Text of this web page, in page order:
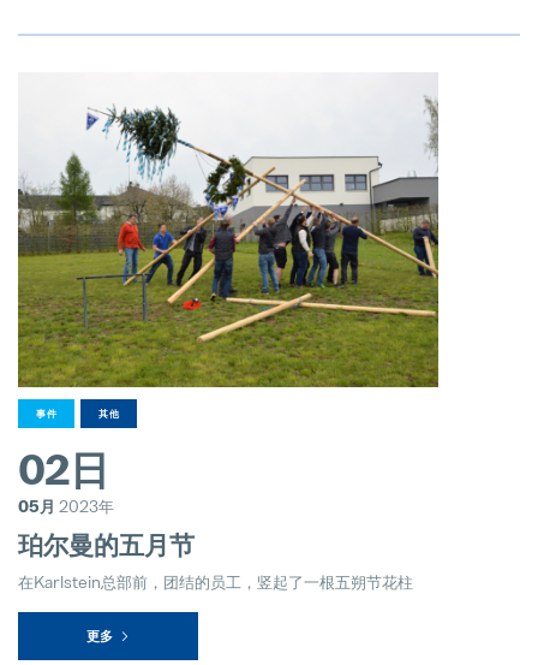
事件 其他
02日
05月 2023年
珀尔曼的五月节
在Karlstein总部前，团结的员工，竖起了一根五朔节花柱
更多